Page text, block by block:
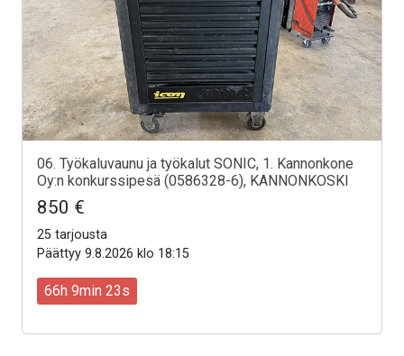
06. Työkaluvaunu ja työkalut SONIC, 1. Kannonkone
Oy:n konkurssipesä (0586328-6), KANNONKOSKI
850 €
25 tarjousta
Päättyy 9.8.2026 klo 18:15
66h 9min 21s